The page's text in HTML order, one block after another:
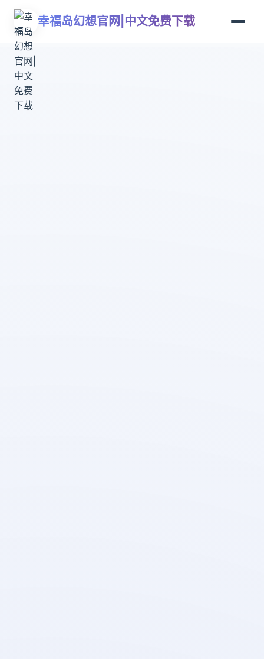
幸福岛幻想官网|中文免费下载